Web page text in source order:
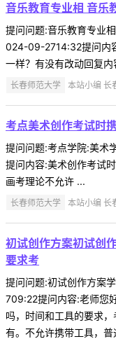
音乐教育专业相 音乐
提问问题:音乐教育专业
024-09-2714:32提问内
一样？有没有改动回复
长春师范大学 本站小编
考点美术创作考试时
提问问题:考点学院:美
提问内容:美术创作考试
画考理论不允许 ...
长春师范大学 本站小编
初试创作方案初试创
要求考
提问问题:初试创作方案
709:22提问内容:老师您
吗，时间和工具的要求
有。不允许携带工具，普